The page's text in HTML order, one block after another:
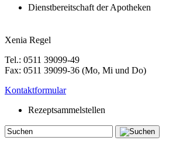
Dienstbereitschaft der Apotheken
Xenia Regel
Tel.: 0511 39099-49
Fax: 0511 39099-36 (Mo, Mi und Do)
Kontaktformular
Rezeptsammelstellen